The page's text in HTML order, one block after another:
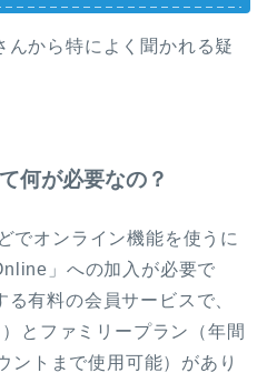
んから特によく聞かれる疑
何が必要なの？
でオンライン機能を使うに
」への加入が必要で
有料の会員サービスで、
とファミリープラン（年間
ントまで使用可能）があり